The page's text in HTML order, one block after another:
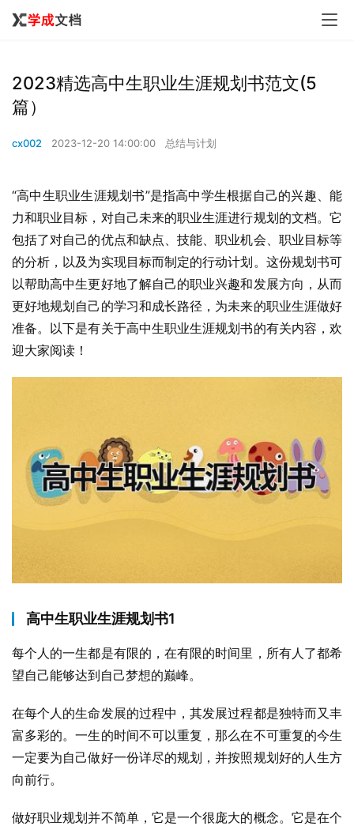
2023精选高中生职业生涯规划书范文(5
篇）
cx002 2023-12-20 14:00:00 总结与计划
“高中生职业生涯规划书”是指高中学生根据自己的兴趣、能
力和职业目标，对自己未来的职业生涯进行规划的文档。它
包括了对自己的优点和缺点、技能、职业机会、职业目标等
的分析，以及为实现目标而制定的行动计划。这份规划书可
以帮助高中生更好地了解自己的职业兴趣和发展方向，从而
更好地规划自己的学习和成长路径，为未来的职业生涯做好
准备。以下是有关于高中生职业生涯规划书的有关内容，欢
迎大家阅读！
高中生职业生涯规划书1
每个人的一生都是有限的，在有限的时间里，所有人了都希
望自己能够达到自己梦想的巅峰。
在每个人的生命发展的过程中，其发展过程都是独特而又丰
富多彩的。一生的时间不可以重复，那么在不可重复的今生
一定要为自己做好一份详尽的规划，并按照规划好的人生方
向前行。
做好职业规划并不简单，它是一个很庞大的概念。它是在个